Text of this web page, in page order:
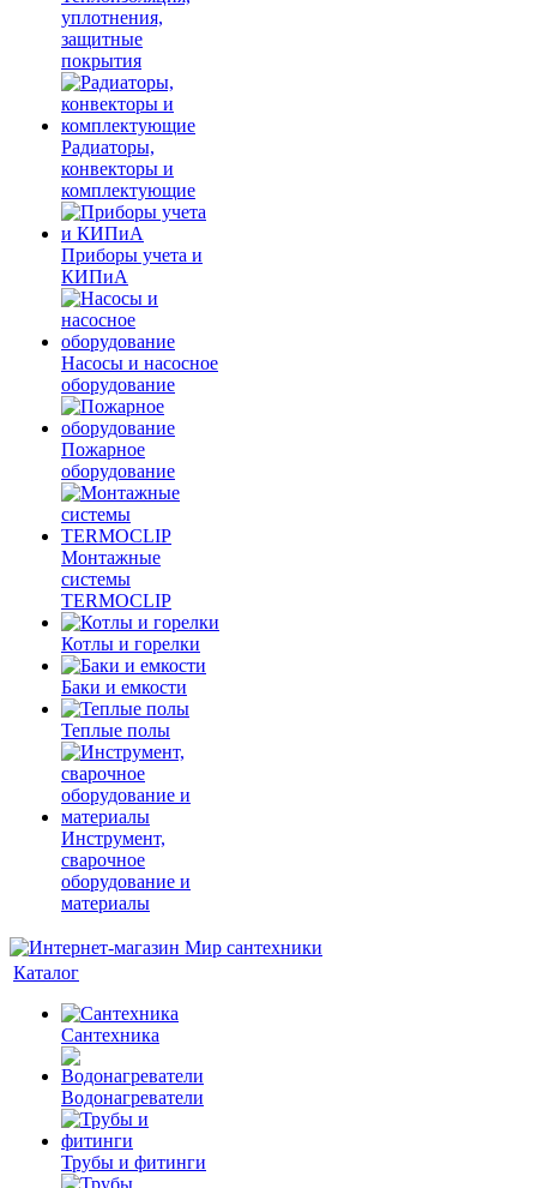
уплотнения,
защитные
покрытия
Радиаторы,
конвекторы и
комплектующие
Приборы учета и
КИПиА
Насосы и насосное
оборудование
Пожарное
оборудование
Монтажные
системы
TERMOCLIP
Котлы и горелки
Баки и емкости
Теплые полы
Инструмент,
сварочное
оборудование и
материалы
Каталог
Сантехника
Водонагреватели
Трубы и фитинги